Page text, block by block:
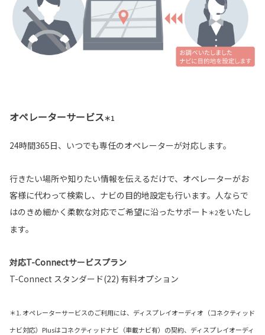
オペレーターサービス＊1
24時間365日、いつでも専任のオペレーターが対応します。
行きたい場所や知りたい情報を伝えるだけで、オペレーターがお
客様に代わって検索し、ナビの目的地設定も行います。人ならで
はのきめ細かく柔軟な対応でご希望に沿ったサポート ＊2をいたし
ます。
対応T-Connectサービスプラン
T-Connect スタンダード(22) 有料オプション
＊1. オペレーターサービスのご利用には、ディスプレイオーディオ（コネクティッド
ナビ対応）Plusはコネクティッドナビ（車載ナビ有）の契約、ディスプレイオーディ